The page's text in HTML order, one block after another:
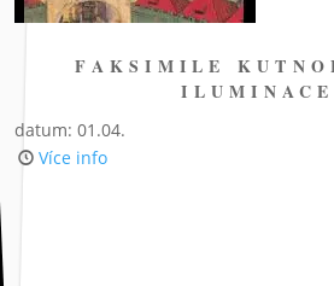
FAKSIMILE
ILUMINACE
datum: 01.04.
Více info